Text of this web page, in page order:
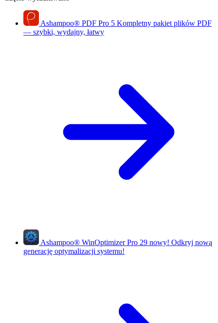
Ashampoo® PDF Pro 5 Kompletny pakiet plików PDF
— szybki, wydajny, łatwy
Ashampoo® WinOptimizer Pro 29 nowy! Odkryj nową
generację optymalizacji systemu!